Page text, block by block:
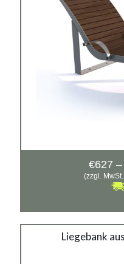
€627 –
(zzgl.
Liegebank